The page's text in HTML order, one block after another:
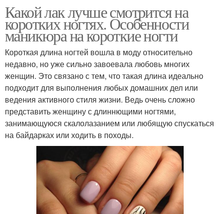
Какой лак лучше смотрится на
коротких ногтях. Особенности
маникюра на короткие ногти
Короткая длина ногтей вошла в моду относительно
недавно, но уже сильно завоевала любовь многих
женщин. Это связано с тем, что такая длина идеально
подходит для выполнения любых домашних дел или
ведения активного стиля жизни. Ведь очень сложно
представить женщину с длиннющими ногтями,
занимающуюся скалолазанием или любящую спускаться
на байдарках или ходить в походы.